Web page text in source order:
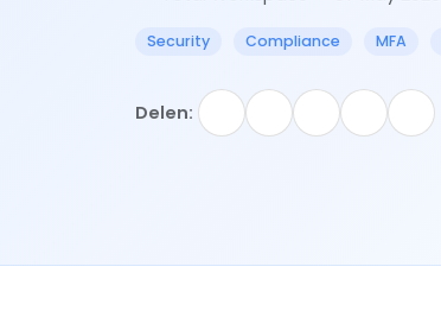
Security Compliance MFA
Delen: